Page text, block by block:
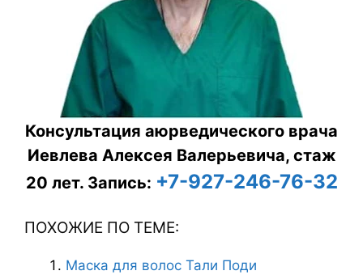
Консультация аюрведического врача
Иевлева Алексея Валерьевича, стаж
20 лет. Запись: +7-927-246-76-32
ПОХОЖИЕ ПО ТЕМЕ:
Маска для волос Тали Поди